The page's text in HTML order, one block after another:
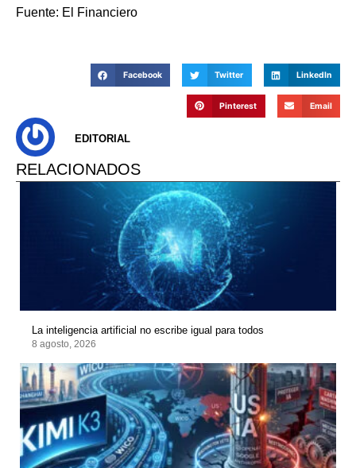
Fuente: El Financiero
Facebook Twitter LinkedIn
Pinterest Email
EDITORIAL
RELACIONADOS
La inteligencia artificial no escribe igual para todos
8 agosto, 2026